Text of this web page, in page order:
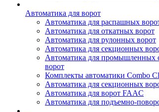
Автоматика для ворот
Автоматика для распашных
Автоматика для откатных ворот
Автоматика для рулонных ворот
Автоматика для секционных
Автоматика для промышленных
ворот
Комплекты автоматики Combo
Автоматика для секционных
Автоматика для ворот FAAC
Автоматика для подъемно-